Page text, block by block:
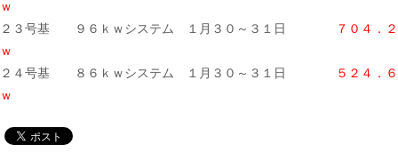
ｗ
２３号基 ９６ｋｗシステム １月３０～３１日
７０４．
ｗ
２４号基 ８６ｋｗシステム １月３０～３１日
５２４．
ｗ